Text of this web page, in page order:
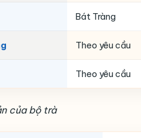
Bát Tràng
Theo yêu cầu
Theo yêu cầu
của bộ trà